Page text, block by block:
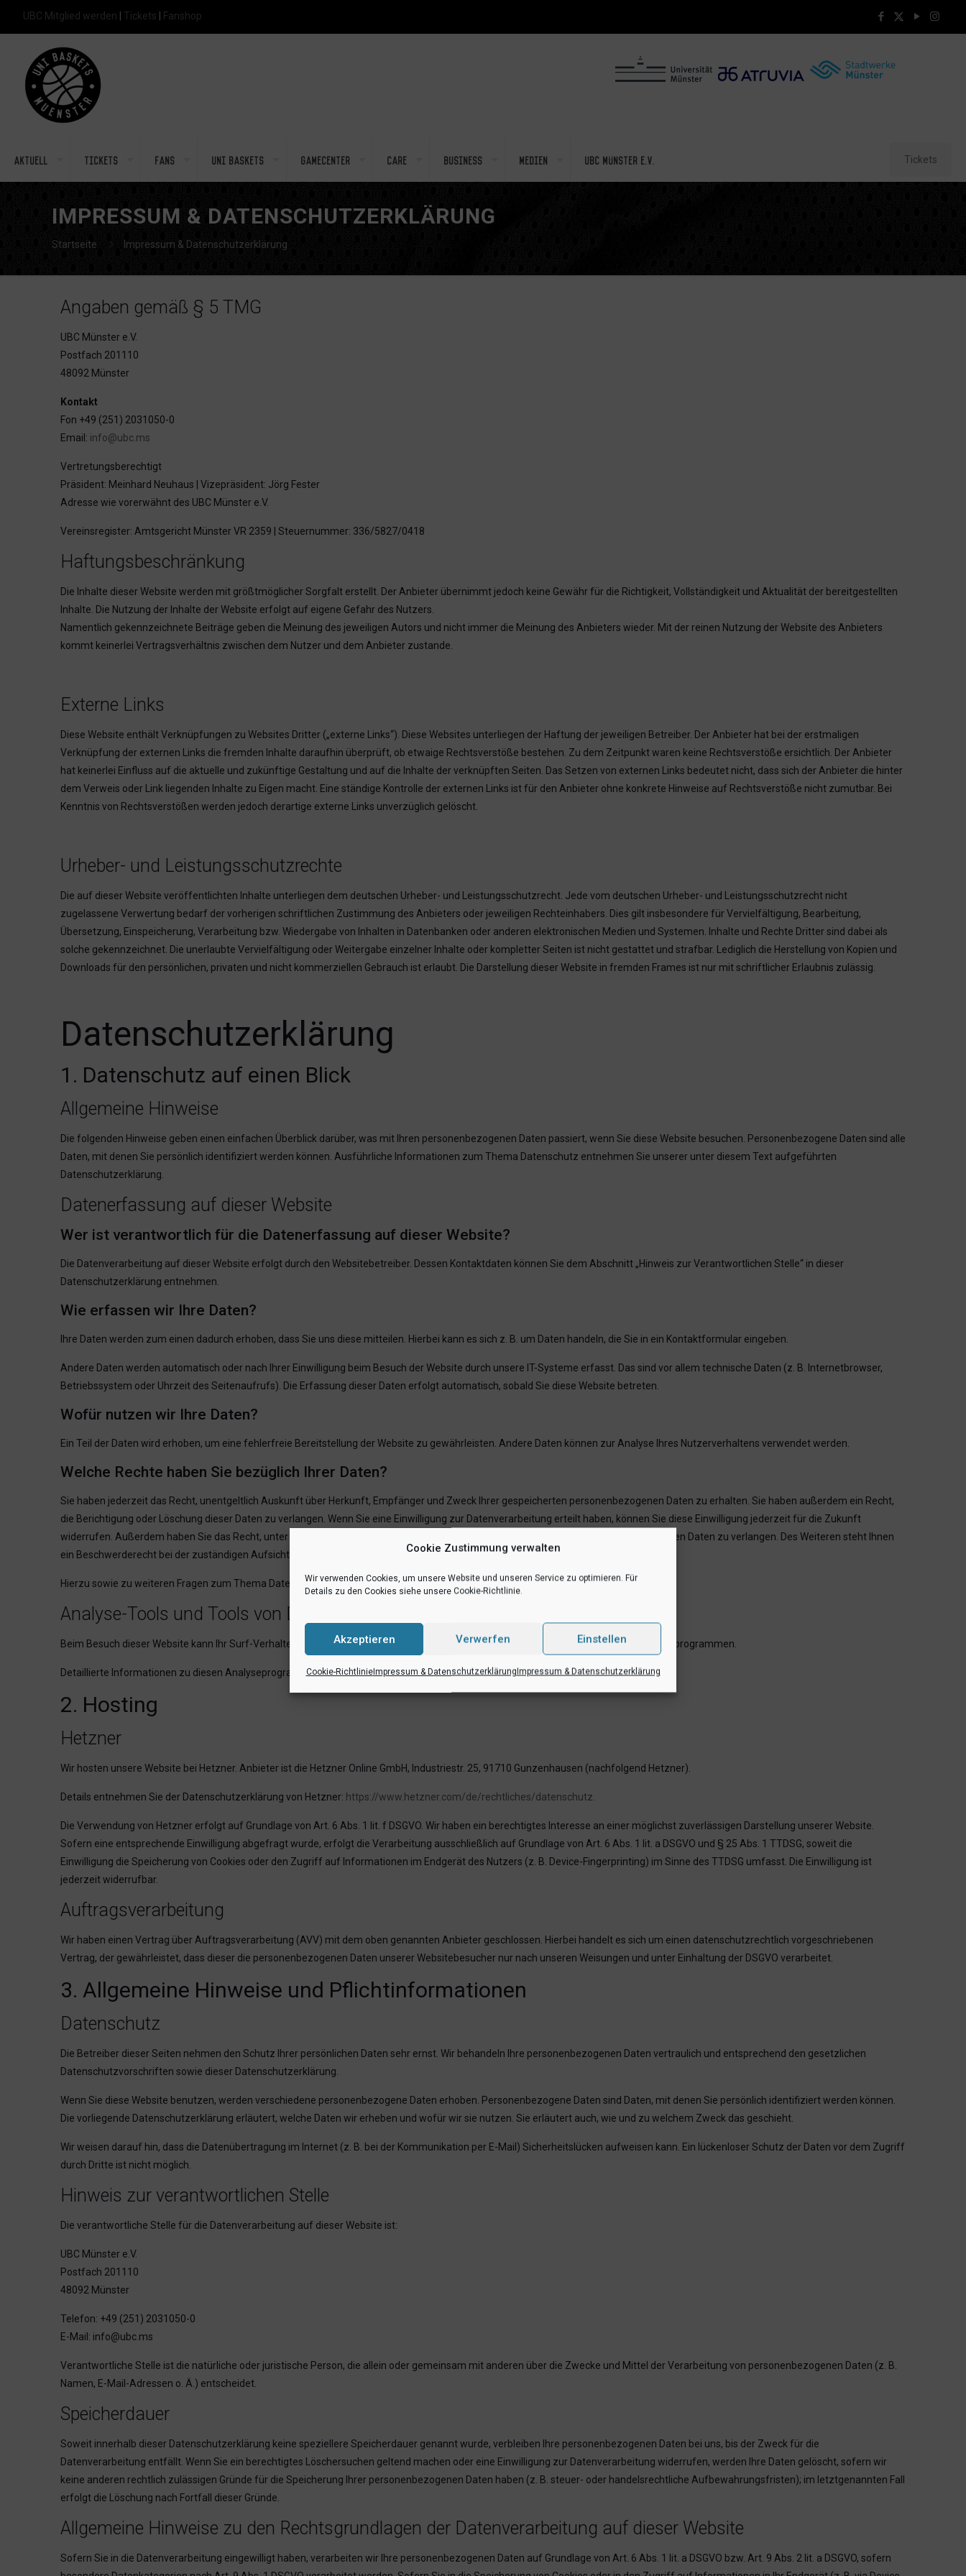
Cookie Zustimmung verwalten
Wir verwenden Cookies, um unsere Website und unseren Service zu optimieren. Für
Details zu den Cookies siehe unsere Cookie-Richtlinie.
Akzeptieren Verwerfen Einstellen
Cookie-RichtlinieImpressum & DatenschutzerklärungImpressum & Datenschutzerklärung
UBC Mitglied werden Tickets Fanshop
Aktuell Tickets Fans Uni Baskets Gamecenter Care Business Medien UBC Münster e.V. Tickets
IMPRESSUM & DATENSCHUTZERKLÄRUNG
Startseite Impressum & Datenschutzerklärung
Angaben gemäß § 5 TMG
UBC Münster e.V.
Postfach 201110
48092 Münster
Kontakt
Fon +49 (251) 2031050-0
Email: info@ubc.ms
Vertretungsberechtigt
Präsident: Meinhard Neuhaus | Vizepräsident: Jörg Fester
Adresse wie vorerwähnt des UBC Münster e.V.
Vereinsregister: Amtsgericht Münster VR 2359 | Steuernummer: 336/5827/0418
Haftungsbeschränkung
Die Inhalte dieser Website werden mit größtmöglicher Sorgfalt erstellt. Der Anbieter übernimmt jedoch keine Gewähr für die Richtigkeit, Vollständigkeit und Aktualität der bereitgestellten
Inhalte. Die Nutzung der Inhalte der Website erfolgt auf eigene Gefahr des Nutzers.
Namentlich gekennzeichnete Beiträge geben die Meinung des jeweiligen Autors und nicht immer die Meinung des Anbieters wieder. Mit der reinen Nutzung der Website des Anbieters
kommt keinerlei Vertragsverhältnis zwischen dem Nutzer und dem Anbieter zustande.
Externe Links
Diese Website enthält Verknüpfungen zu Websites Dritter („externe Links“). Diese Websites unterliegen der Haftung der jeweiligen Betreiber. Der Anbieter hat bei der erstmaligen
Verknüpfung der externen Links die fremden Inhalte daraufhin überprüft, ob etwaige Rechtsverstöße bestehen. Zu dem Zeitpunkt waren keine Rechtsverstöße ersichtlich. Der Anbieter
hat keinerlei Einfluss auf die aktuelle und zukünftige Gestaltung und auf die Inhalte der verknüpften Seiten. Das Setzen von externen Links bedeutet nicht, dass sich der Anbieter die hinter
dem Verweis oder Link liegenden Inhalte zu Eigen macht. Eine ständige Kontrolle der externen Links ist für den Anbieter ohne konkrete Hinweise auf Rechtsverstöße nicht zumutbar. Bei
Kenntnis von Rechtsverstößen werden jedoch derartige externe Links unverzüglich gelöscht.
Urheber- und Leistungsschutzrechte
Die auf dieser Website veröffentlichten Inhalte unterliegen dem deutschen Urheber- und Leistungsschutzrecht. Jede vom deutschen Urheber- und Leistungsschutzrecht nicht
zugelassene Verwertung bedarf der vorherigen schriftlichen Zustimmung des Anbieters oder jeweiligen Rechteinhabers. Dies gilt insbesondere für Vervielfältigung, Bearbeitung,
Übersetzung, Einspeicherung, Verarbeitung bzw. Wiedergabe von Inhalten in Datenbanken oder anderen elektronischen Medien und Systemen. Inhalte und Rechte Dritter sind dabei als
solche gekennzeichnet. Die unerlaubte Vervielfältigung oder Weitergabe einzelner Inhalte oder kompletter Seiten ist nicht gestattet und strafbar. Lediglich die Herstellung von Kopien und
Downloads für den persönlichen, privaten und nicht kommerziellen Gebrauch ist erlaubt. Die Darstellung dieser Website in fremden Frames ist nur mit schriftlicher Erlaubnis zulässig.
Datenschutz­erklärung
1. Datenschutz auf einen Blick
Allgemeine Hinweise
Die folgenden Hinweise geben einen einfachen Überblick darüber, was mit Ihren personenbezogenen Daten passiert, wenn Sie diese Website besuchen. Personenbezogene Daten sind alle
Daten, mit denen Sie persönlich identifiziert werden können. Ausführliche Informationen zum Thema Datenschutz entnehmen Sie unserer unter diesem Text aufgeführten
Datenschutzerklärung.
Datenerfassung auf dieser Website
Wer ist verantwortlich für die Datenerfassung auf dieser Website?
Die Datenverarbeitung auf dieser Website erfolgt durch den Websitebetreiber. Dessen Kontaktdaten können Sie dem Abschnitt „Hinweis zur Verantwortlichen Stelle“ in dieser
Datenschutzerklärung entnehmen.
Wie erfassen wir Ihre Daten?
Ihre Daten werden zum einen dadurch erhoben, dass Sie uns diese mitteilen. Hierbei kann es sich z. B. um Daten handeln, die Sie in ein Kontaktformular eingeben.
Andere Daten werden automatisch oder nach Ihrer Einwilligung beim Besuch der Website durch unsere IT-Systeme erfasst. Das sind vor allem technische Daten (z. B. Internetbrowser,
Betriebssystem oder Uhrzeit des Seitenaufrufs). Die Erfassung dieser Daten erfolgt automatisch, sobald Sie diese Website betreten.
Wofür nutzen wir Ihre Daten?
Ein Teil der Daten wird erhoben, um eine fehlerfreie Bereitstellung der Website zu gewährleisten. Andere Daten können zur Analyse Ihres Nutzerverhaltens verwendet werden.
Welche Rechte haben Sie bezüglich Ihrer Daten?
Sie haben jederzeit das Recht, unentgeltlich Auskunft über Herkunft, Empfänger und Zweck Ihrer gespeicherten personenbezogenen Daten zu erhalten. Sie haben außerdem ein Recht,
die Berichtigung oder Löschung dieser Daten zu verlangen. Wenn Sie eine Einwilligung zur Datenverarbeitung erteilt haben, können Sie diese Einwilligung jederzeit für die Zukunft
widerrufen. Außerdem haben Sie das Recht, unter bestimmten Umständen die Einschränkung der Verarbeitung Ihrer personenbezogenen Daten zu verlangen. Des Weiteren steht Ihnen
ein Beschwerderecht bei der zuständigen Aufsichtsbehörde zu.
Hierzu sowie zu weiteren Fragen zum Thema Datenschutz können Sie sich jederzeit an uns wenden.
Analyse-Tools und Tools von Dritt­anbietern
Beim Besuch dieser Website kann Ihr Surf-Verhalten statistisch ausgewertet werden. Das geschieht vor allem mit sogenannten Analyseprogrammen.
Detaillierte Informationen zu diesen Analyseprogrammen finden Sie in der folgenden Datenschutzerklärung.
2. Hosting
Hetzner
Wir hosten unsere Website bei Hetzner. Anbieter ist die Hetzner Online GmbH, Industriestr. 25, 91710 Gunzenhausen (nachfolgend Hetzner).
Details entnehmen Sie der Datenschutzerklärung von Hetzner: https://www.hetzner.com/de/rechtliches/datenschutz
Die Verwendung von Hetzner erfolgt auf Grundlage von Art. 6 Abs. 1 lit. f DSGVO. Wir haben ein berechtigtes Interesse an einer möglichst zuverlässigen Darstellung unserer Website.
Sofern eine entsprechende Einwilligung abgefragt wurde, erfolgt die Verarbeitung ausschließlich auf Grundlage von Art. 6 Abs. 1 lit. a DSGVO und § 25 Abs. 1 TTDSG, soweit die
Einwilligung die Speicherung von Cookies oder den Zugriff auf Informationen im Endgerät des Nutzers (z. B. Device-Fingerprinting) im Sinne des TTDSG umfasst. Die Einwilligung ist
jederzeit widerrufbar.
Auftragsverarbeitung
Wir haben einen Vertrag über Auftragsverarbeitung (AVV) mit dem oben genannten Anbieter geschlossen. Hierbei handelt es sich um einen datenschutzrechtlich vorgeschriebenen
Vertrag, der gewährleistet, dass dieser die personenbezogenen Daten unserer Websitebesucher nur nach unseren Weisungen und unter Einhaltung der DSGVO verarbeitet.
3. Allgemeine Hinweise und Pflicht­informationen
Datenschutz
Die Betreiber dieser Seiten nehmen den Schutz Ihrer persönlichen Daten sehr ernst. Wir behandeln Ihre personenbezogenen Daten vertraulich und entsprechend den gesetzlichen
Datenschutzvorschriften sowie dieser Datenschutzerklärung.
Wenn Sie diese Website benutzen, werden verschiedene personenbezogene Daten erhoben. Personenbezogene Daten sind Daten, mit denen Sie persönlich identifiziert werden können.
Die vorliegende Datenschutzerklärung erläutert, welche Daten wir erheben und wofür wir sie nutzen. Sie erläutert auch, wie und zu welchem Zweck das geschieht.
Wir weisen darauf hin, dass die Datenübertragung im Internet (z. B. bei der Kommunikation per E-Mail) Sicherheitslücken aufweisen kann. Ein lückenloser Schutz der Daten vor dem Zugriff
durch Dritte ist nicht möglich.
Hinweis zur verantwortlichen Stelle
Die verantwortliche Stelle für die Datenverarbeitung auf dieser Website ist:
UBC Münster e.V.
Postfach 201110
48092 Münster
Telefon: +49 (251) 2031050-0
E-Mail: info@ubc.ms
Verantwortliche Stelle ist die natürliche oder juristische Person, die allein oder gemeinsam mit anderen über die Zwecke und Mittel der Verarbeitung von personenbezogenen Daten (z. B.
Namen, E-Mail-Adressen o. Ä.) entscheidet.
Speicherdauer
Soweit innerhalb dieser Datenschutzerklärung keine speziellere Speicherdauer genannt wurde, verbleiben Ihre personenbezogenen Daten bei uns, bis der Zweck für die
Datenverarbeitung entfällt. Wenn Sie ein berechtigtes Löschersuchen geltend machen oder eine Einwilligung zur Datenverarbeitung widerrufen, werden Ihre Daten gelöscht, sofern wir
keine anderen rechtlich zulässigen Gründe für die Speicherung Ihrer personenbezogenen Daten haben (z. B. steuer- oder handelsrechtliche Aufbewahrungsfristen); im letztgenannten Fall
erfolgt die Löschung nach Fortfall dieser Gründe.
Allgemeine Hinweise zu den Rechtsgrundlagen der Datenverarbeitung auf dieser Website
Sofern Sie in die Datenverarbeitung eingewilligt haben, verarbeiten wir Ihre personenbezogenen Daten auf Grundlage von Art. 6 Abs. 1 lit. a DSGVO bzw. Art. 9 Abs. 2 lit. a DSGVO, sofern